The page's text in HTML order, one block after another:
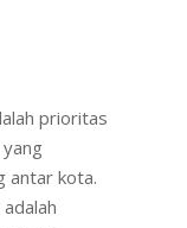
prioritas
antar kota.